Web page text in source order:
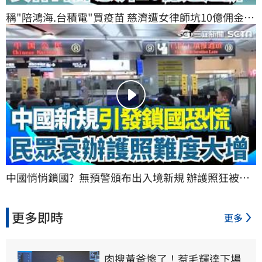
稱"陪鴻海.台積電"買疫苗 慈濟遭女律師坑10億佣金
見證嚴下跪頂禮博信任 女律師詐慈濟逾10億遭起訴｜
三立新聞網 SETN.com
中國悄悄鎖國?  無預警頒布出入境新規 辦護照狂被拒
三立新聞網 SETN.com
更多即時 更多
肉搜黃爸慘了！惹毛輝達下場